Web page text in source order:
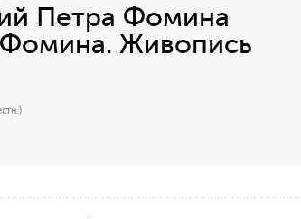
Петра Фомина
Живопись